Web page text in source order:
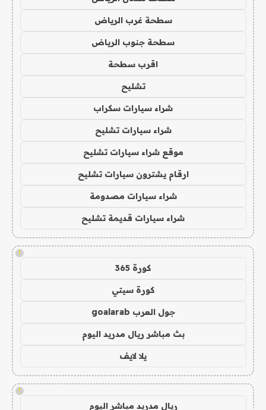
سطحة غرب الرياض
سطحة جنوب الرياض
اقرب سطحة
تشليح
شراء سيارات سكراب
شراء سيارات تشليح
موقع شراء سيارات تشليح
ارقام يشترون سيارات تشليح
شراء سيارات مصدومة
شراء سيارات قديمة تشليح
!
كورة 365
كورة سيتي
جول العرب goalarab
بث مباشر ريال مدريد اليوم
يلا لايف
!
ريال مدريد مباشر اليوم